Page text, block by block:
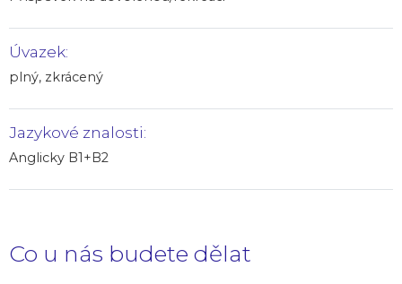
Úvazek:
plný, zkrácený
Jazykové znalosti:
Anglicky B1+B2
Co u nás budete dělat